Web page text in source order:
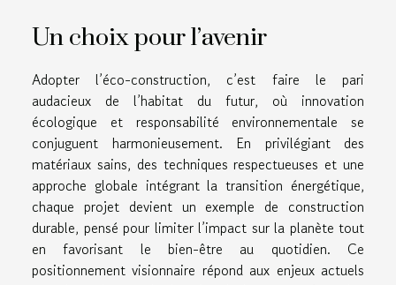
Un choix pour l’avenir
Adopter l’éco-construction, c’est faire le pari
audacieux de l’habitat du futur, où innovation
écologique et responsabilité environnementale se
conjuguent harmonieusement. En privilégiant des
matériaux sains, des techniques respectueuses et une
approche globale intégrant la transition énergétique,
chaque projet devient un exemple de construction
durable, pensé pour limiter l’impact sur la planète tout
en favorisant le bien-être au quotidien. Ce
positionnement visionnaire répond aux enjeux actuels